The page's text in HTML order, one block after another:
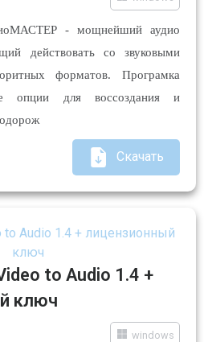
- мощнейший аудио
действовать со звуковыми
форматов. Програмка
опции для воссоздания и
Скачать
to Audio 1.4 +
ключ
windows